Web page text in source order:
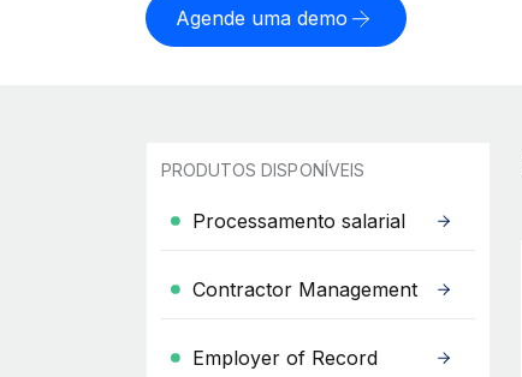
Agende uma demo
PRODUTOS DISPONÍVEIS
Processamento salarial
Contractor Management
Employer of Record